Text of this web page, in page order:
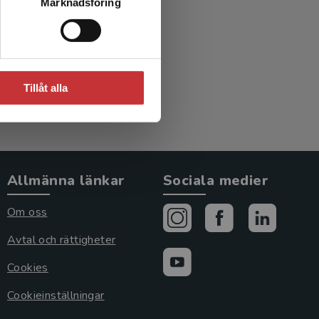
Tillåt alla
Allmänna länkar
Om oss
Avtal och rättigheter
Cookies
Cookieinställningar
Sociala medier